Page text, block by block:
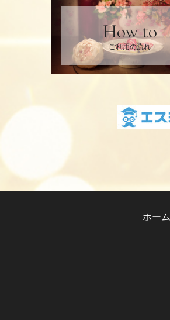
How to
ご利用の流れ
ホーム